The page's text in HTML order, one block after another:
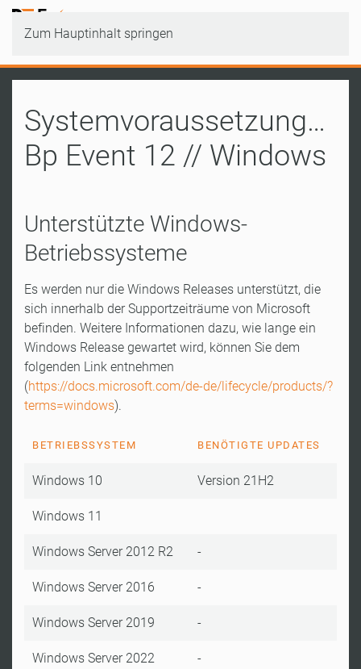
Zum Hauptinhalt springen
Systemvoraussetzungen
Bp Event 12 // Windows
Unterstützte Windows-
Betriebssysteme
Es werden nur die Windows Releases unterstützt, die
sich innerhalb der Supportzeiträume von Microsoft
befinden. Weitere Informationen dazu, wie lange ein
Windows Release gewartet wird, können Sie dem
folgenden Link entnehmen
(https://docs.microsoft.com/de-de/lifecycle/products/?
terms=windows).
BETRIEBSSYSTEM BENÖTIGTE UPDATES
Windows 10 Version 21H2
Windows 11
Windows Server 2012 R2 -
Windows Server 2016 -
Windows Server 2019 -
Windows Server 2022 -